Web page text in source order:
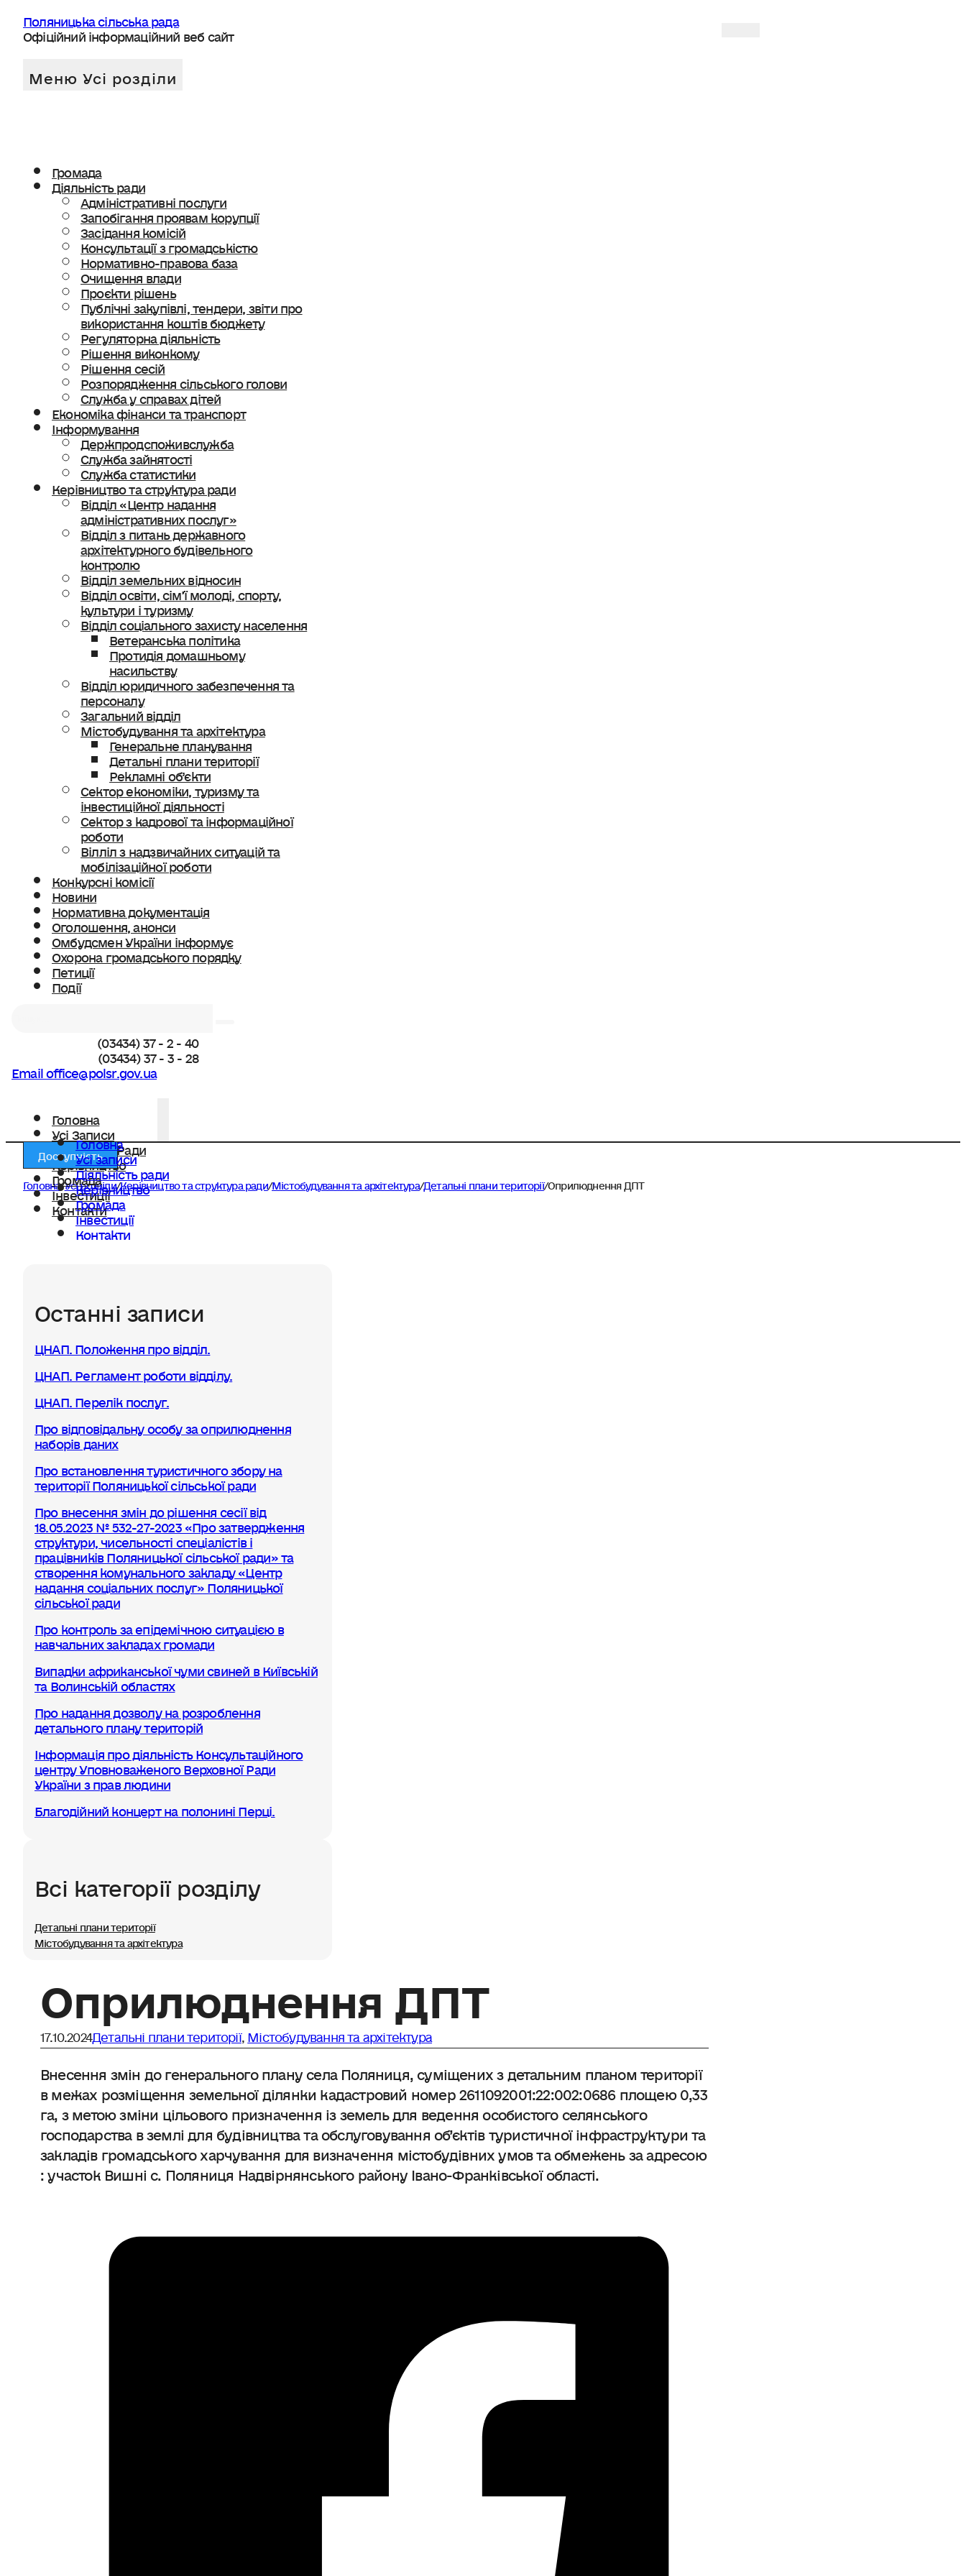
Поляницька сільська рада
Офіційний інформаційний веб сайт
Громада
Діяльність ради
Адміністративні послуги
Запобігання проявам корупції
Засідання комісій
Консультації з громадськістю
Нормативно-правова база
Очищення влади
Проєкти рішень
Публічні закупівлі, тендери, звіти про
використання коштів бюджету
Регуляторна діяльність
Рішення виконкому
Рішення сесій
Розпорядження сільського голови
Служба у справах дітей
Економіка фінанси та транспорт
Інформування
Держпродспоживслужба
Служба зайнятості
Служба статистики
Керівництво та структура ради
Відділ «Центр надання
адміністративних послуг»
Відділ з питань державного
архітектурного будівельного
контролю
Відділ земельних відносин
Відділ освіти, сімʼї молоді, спорту,
культури і туризму
Відділ соціального захисту населення
Ветеранська політика
Протидія домашньому
насильству
Відділ юридичного забезпечення та
персоналу
Загальний відділ
Містобудування та архітектура
Генеральне планування
Детальні плани території
Рекламні об’єкти
Сектор економіки, туризму та
інвестиційної діяльності
Сектор з кадрової та інформаційної
роботи
Вілліл з надзвичайних ситуацій та
мобілізаційної роботи
Конкурсні комісії
Новини
Нормативна документація
Оголошення, анонси
Омбудсмен України інформує
Охорона громадського порядку
Петиції
Події
(03434) 37 - 2 - 40
(03434) 37 - 3 - 28
Email office@polsr.gov.ua
Головна
Усі Записи
Діяльність Ради
Керівництво
Громада
Інвестиції
Контакти
Головна
Усі записи
Діяльність ради
Керівництво
Громада
Інвестиції
Контакти
Доступність
Головна/Усі розділи/Керівництво та структура ради/Містобудування та архітектура/Детальні плани території/Оприлюднення ДПТ
Останні записи
ЦНАП. Положення про відділ.
ЦНАП. Регламент роботи відділу.
ЦНАП. Перелік послуг.
Про відповідальну особу за оприлюднення
наборів даних
Про встановлення туристичного збору на
території Поляницької сільської ради
Про внесення змін до рішення сесії від
18.05.2023 № 532-27-2023 «Про затвердження
структури, чисельності спеціалістів і
працівників Поляницької сільської ради» та
створення комунального закладу «Центр
надання соціальних послуг» Поляницької
сільської ради
Про контроль за епідемічною ситуацією в
навчальних закладах громади
Випадки африканської чуми свиней в Київській
та Волинській областях
Про надання дозволу на розроблення
детального плану територій
Інформація про діяльність Консультаційного
центру Уповноваженого Верховної Ради
України з прав людини
Благодійний концерт на полонині Перці.
Всі категорії розділу
Детальні плани території
Містобудування та архітектура
Оприлюднення ДПТ
17.10.2024Детальні плани території, Містобудування та архітектура
Внесення змін до генерального плану села Поляниця, суміщених з детальним планом території
в межах розміщення земельної ділянки кадастровий номер 2611092001:22:002:0686 площею 0,33
га, з метою зміни цільового призначення із земель для ведення особистого селянського
господарства в землі для будівництва та обслуговування об’єктів туристичної інфраструктури та
закладів громадського харчування для визначення містобудівних умов та обмежень за адресою
: участок Вишні с. Поляниця Надвірнянського району Івано-Франківської області.